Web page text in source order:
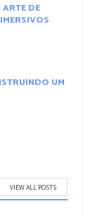
ARTE DE
UM
VIEW ALL POSTS